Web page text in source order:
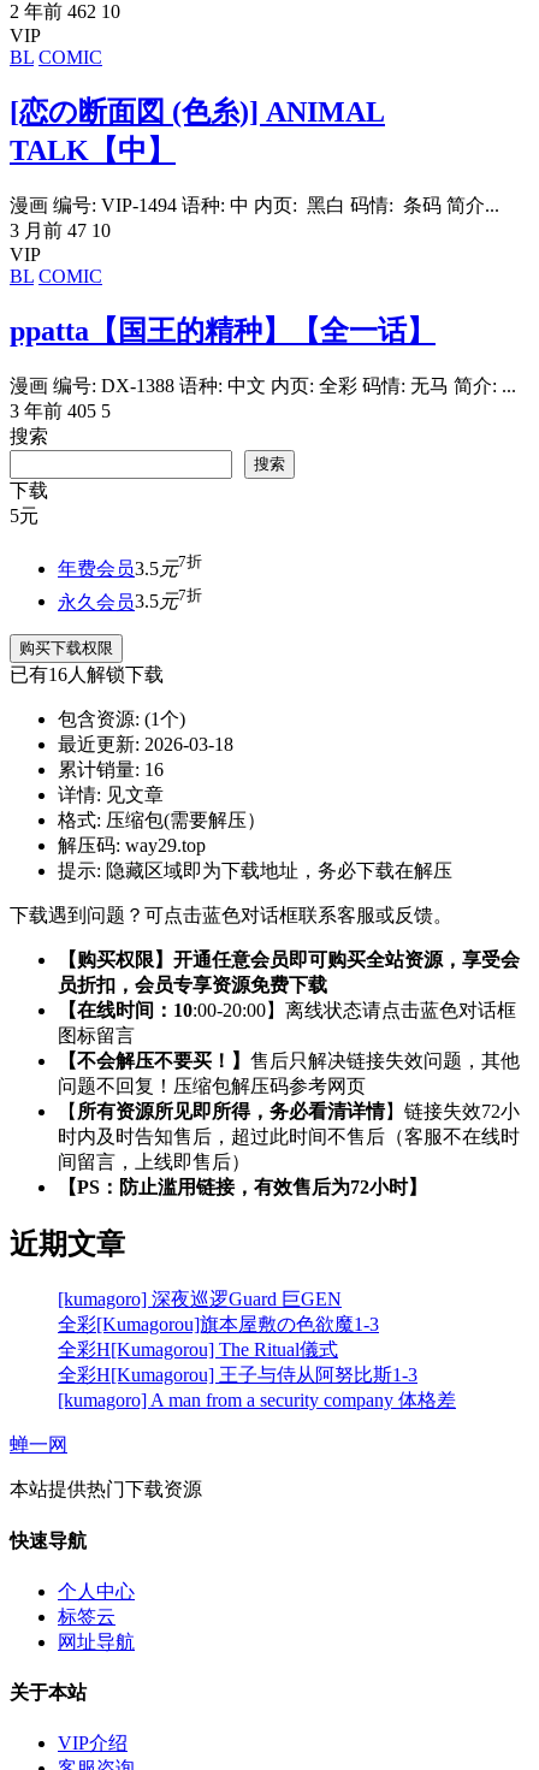
2 年前 462 10
VIP
BL COMIC
[恋の断面図 (色糸)] ANIMAL
TALK【中】
漫画 编号: VIP-1494 语种: 中 内页: 黑白 码情: 条码 简介...
3 月前 47 10
VIP
BL COMIC
ppatta【国王的精种】【全一话】
漫画 编号: DX-1388 语种: 中文 内页: 全彩 码情: 无马 简介: ...
3 年前 405 5
搜索
搜索
下载
5元
年费会员3.5元7折
永久会员3.5元7折
购买下载权限
已有16人解锁下载
包含资源: (1个)
最近更新: 2026-03-18
累计销量: 16
详情: 见文章
格式: 压缩包(需要解压）
解压码: way29.top
提示: 隐藏区域即为下载地址，务必下载在解压
下载遇到问题？可点击蓝色对话框联系客服或反馈。
【购买权限】开通任意会员即可购买全站资源，享受会
员折扣，会员专享资源免费下载
【在线时间：10:00-20:00】离线状态请点击蓝色对话框
图标留言
【不会解压不要买！】 售后只解决链接失效问题，其他
问题不回复！压缩包解压码参考网页
【 所有资源所见即所得，务必看清详情】链接失效72小
时内及时告知售后，超过此时间不售后（客服不在线时
间留言，上线即售后）
【PS：防止滥用链接，有效售后为72小时】
近期文章
[kumagoro] 深夜巡逻Guard 巨GEN
全彩[Kumagorou]旗本屋敷の色欲魔1-3
全彩H[Kumagorou] The Ritual儀式
全彩H[Kumagorou] 王子与侍从阿努比斯1-3
[kumagoro] A man from a security company 体格差
蝉一网
本站提供热门下载资源
快速导航
个人中心
标签云
网址导航
关于本站
VIP介绍